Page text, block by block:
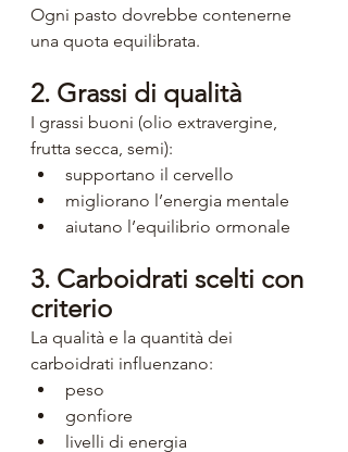
Ogni pasto dovrebbe contenerne
una quota equilibrata.
2. Grassi di qualità
I grassi buoni (olio extravergine,
frutta secca, semi):
supportano il cervello
migliorano l’energia mentale
aiutano l’equilibrio ormonale
3. Carboidrati scelti con
criterio
La qualità e la quantità dei
carboidrati influenzano:
peso
gonfiore
livelli di energia